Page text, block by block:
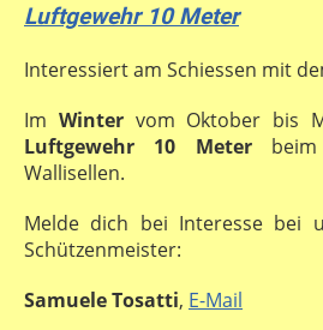
Luftgewehr 10 Meter
Interessiert am Schiessen mit
Im Wintervom Oktober bis
Luftgewehr 10 Meterbeim
Wallisellen.
Melde dich bei Interesse bei
Schützenmeister:
Samuele Tosatti, E-Mail